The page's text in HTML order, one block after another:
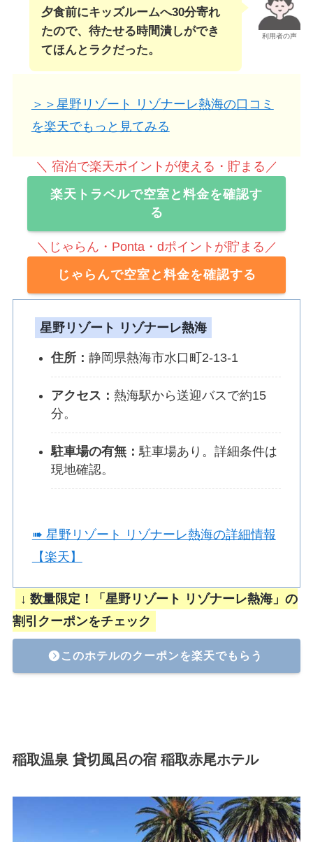
利用者の声
夕食前にキッズルームへ30分寄れ
たので、待たせる時間潰しができ
てほんとラクだった。
＞＞星野リゾート リゾナーレ熱海の口コミ
を楽天でもっと見てみる
＼ 宿泊で楽天ポイントが使える・貯まる／
楽天トラベルで空室と料金を確認す
る
＼じゃらん・Ponta・dポイントが貯まる／
じゃらんで空室と料金を確認する
星野リゾート リゾナーレ熱海
住所： 静岡県熱海市水口町2-13-1
アクセス： 熱海駅から送迎バスで約15
分。
駐車場の有無：駐車場あり。詳細条件は
現地確認。
➠ 星野リゾート リゾナーレ熱海の詳細情報
【楽天】
↓ 数量限定！「星野リゾート リゾナーレ熱海」の
割引クーポンをチェック
このホテルのクーポンを楽天でもらう
稲取温泉 貸切風呂の宿 稲取赤尾ホテル